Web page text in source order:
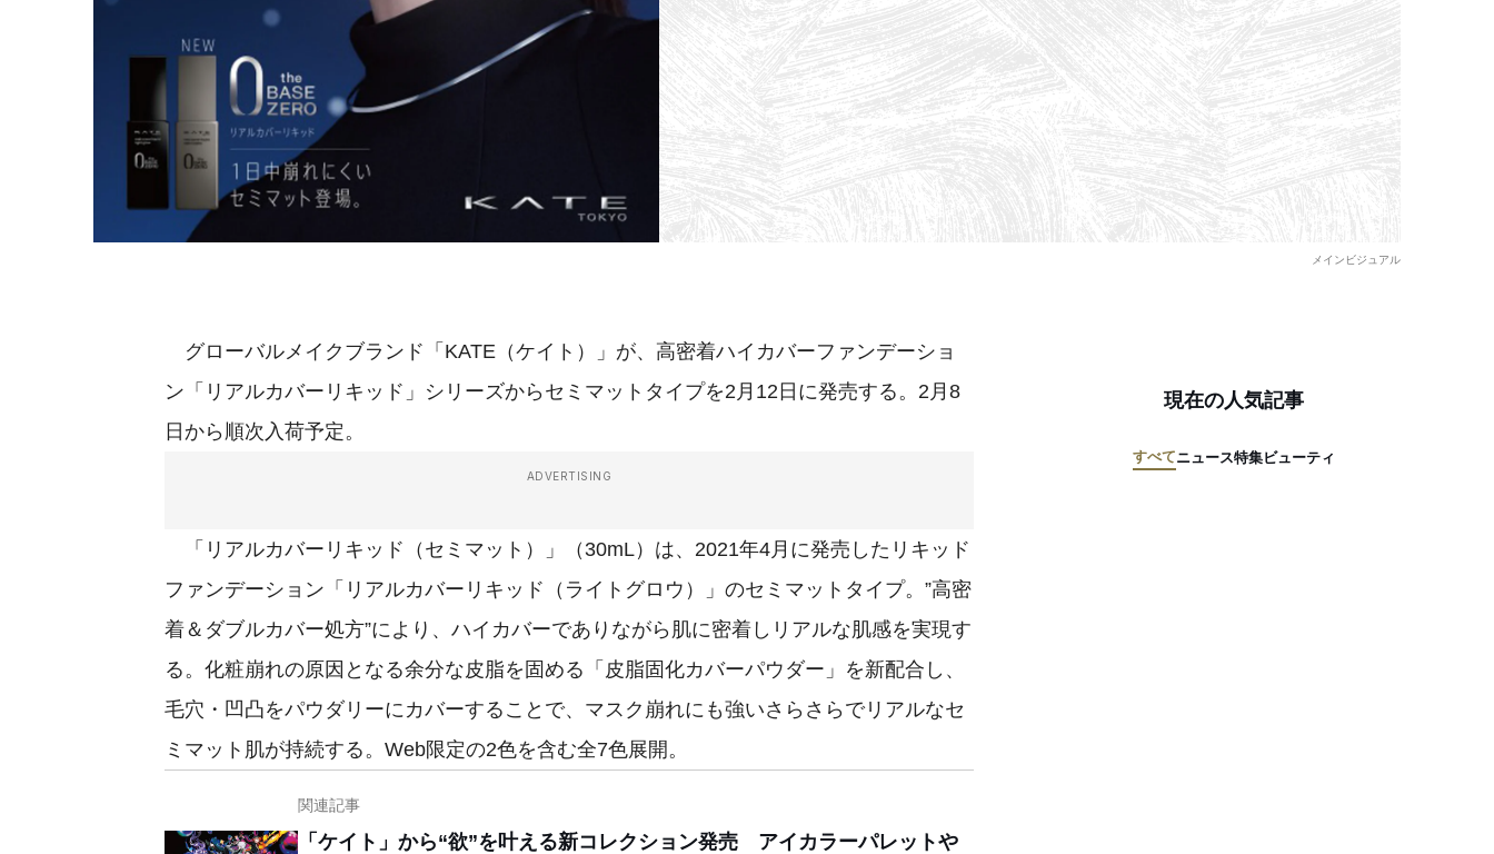
メインビジュアル
グローバルメイクブランド「KATE（ケイト）」が、高密着ハイカバーファンデーショ
ン「リアルカバーリキッド」シリーズからセミマットタイプを2月12日に発売する。2月8
日から順次入荷予定。
ADVERTISING
「リアルカバーリキッド（セミマット）」（30mL）は、2021年4⽉に発売したリキッド
ファンデーション「リアルカバーリキッド（ライトグロウ）」のセミマットタイプ。”⾼密
着＆ダブルカバー処⽅”により、ハイカバーでありながら肌に密着しリアルな肌感を実現す
る。化粧崩れの原因となる余分な皮脂を固める「皮脂固化カバーパウダー」を新配合し、
毛穴・凹凸をパウダリーにカバーすることで、マスク崩れにも強いさらさらでリアルなセ
ミマット肌が持続する。Web限定の2色を含む全7色展開。
関連記事
「ケイト」から“欲”を叶える新コレクション発売 アイカラーパレットや
現在の人気記事
すべてニュース特集ビューティ